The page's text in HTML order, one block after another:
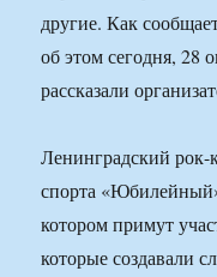
другие. Как
об этом сегодня, 28
рассказали
Ленинградский рок-
спорта
котором примут
которые создавали